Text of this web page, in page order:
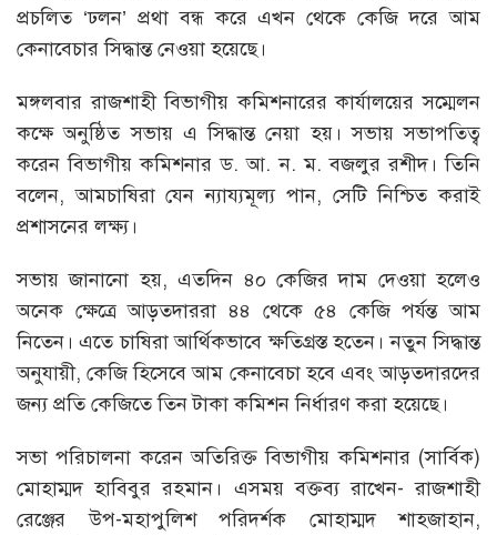
প্রচলিত ‘ঢলন’ প্রথা বন্ধ করে এখন থেকে কেজি দরে আম
কেনাবেচার সিদ্ধান্ত নেওয়া হয়েছে।
মঙ্গলবার রাজশাহী বিভাগীয় কমিশনারের কার্যালয়ের সম্মেলন
কক্ষে অনুষ্ঠিত সভায় এ সিদ্ধান্ত নেয়া হয়। সভায় সভাপতিত্ব
করেন বিভাগীয় কমিশনার ড. আ. ন. ম. বজলুর রশীদ। তিনি
বলেন, আমচাষিরা যেন ন্যায্যমূল্য পান, সেটি নিশ্চিত করাই
প্রশাসনের লক্ষ্য।
সভায় জানানো হয়, এতদিন ৪০ কেজির দাম দেওয়া হলেও
অনেক ক্ষেত্রে আড়তদাররা ৪৪ থেকে ৫৪ কেজি পর্যন্ত আম
নিতেন। এতে চাষিরা আর্থিকভাবে ক্ষতিগ্রস্ত হতেন। নতুন সিদ্ধান্ত
অনুযায়ী, কেজি হিসেবে আম কেনাবেচা হবে এবং আড়তদারদের
জন্য প্রতি কেজিতে তিন টাকা কমিশন নির্ধারণ করা হয়েছে।
সভা পরিচালনা করেন অতিরিক্ত বিভাগীয় কমিশনার (সার্বিক)
মোহাম্মদ হাবিবুর রহমান। এসময় বক্তব্য রাখেন- রাজশাহী
রেঞ্জের উপ-মহাপুলিশ পরিদর্শক মোহাম্মদ শাহজাহান,